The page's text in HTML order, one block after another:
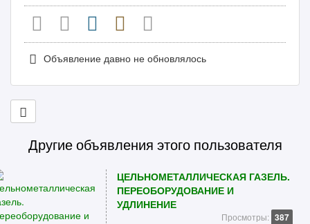
Объявление давно не обновлялось
Другие объявления этого пользователя
ЦЕЛЬНОМЕТАЛЛИЧЕСКАЯ ГАЗЕЛЬ.
ПЕРЕОБОРУДОВАНИЕ И
УДЛИНЕНИЕ
Просмотры: 387